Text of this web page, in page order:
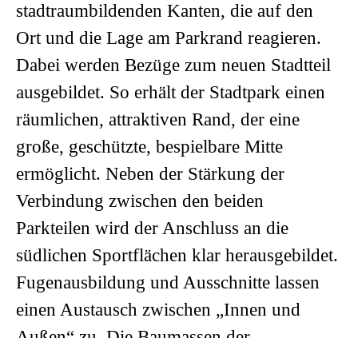
stadtraumbildenden Kanten, die auf den
Ort und die Lage am Parkrand reagieren.
Dabei werden Bezüge zum neuen Stadtteil
ausgebildet. So erhält der Stadtpark einen
räumlichen, attraktiven Rand, der eine
große, geschützte, bespielbare Mitte
ermöglicht. Neben der Stärkung der
Verbindung zwischen den beiden
Parkteilen wird der Anschluss an die
südlichen Sportflächen klar herausgebildet.
Fugenausbildung und Ausschnitte lassen
einen Austausch zwischen „Innen und